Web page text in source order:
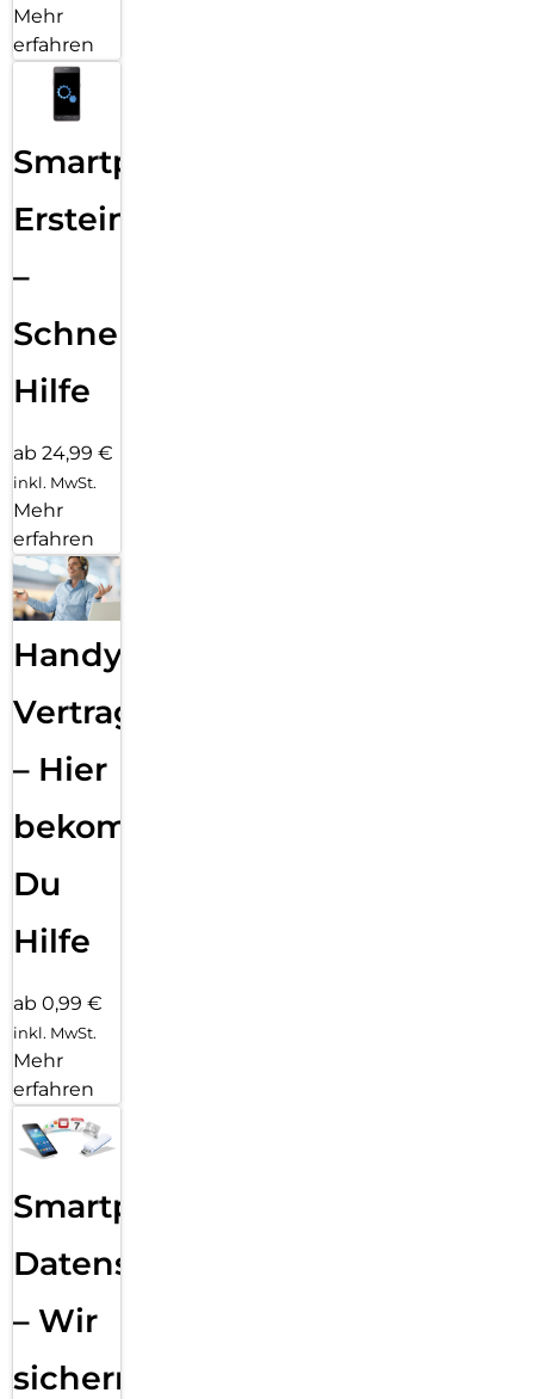
Mehr
erfahren
Smartphone
Ersteinrichtung
–
Schnelle
Hilfe
ab 24,99 €
inkl. MwSt.
Mehr
erfahren
Handy
Vertragsabwicklung
– Hier
bekommst
Du
Hilfe
ab 0,99 €
inkl. MwSt.
Mehr
erfahren
Smartphone
Datensicherung
– Wir
sichern